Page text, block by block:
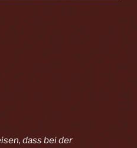
dass bei der